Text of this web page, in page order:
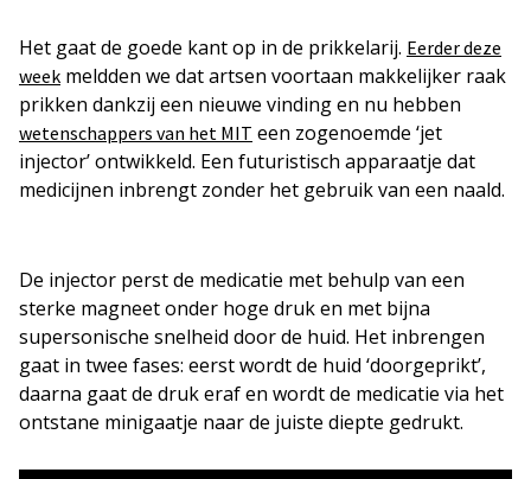
Het gaat de goede kant op in de prikkelarij. Eerder deze
week meldden we dat artsen voortaan makkelijker raak
prikken dankzij een nieuwe vinding en nu hebben
wetenschappers van het MIT een zogenoemde ‘jet
injector’ ontwikkeld. Een futuristisch apparaatje dat
medicijnen inbrengt zonder het gebruik van een naald.
De injector perst de medicatie met behulp van een
sterke magneet onder hoge druk en met bijna
supersonische snelheid door de huid. Het inbrengen
gaat in twee fases: eerst wordt de huid ‘doorgeprikt’,
daarna gaat de druk eraf en wordt de medicatie via het
ontstane minigaatje naar de juiste diepte gedrukt.